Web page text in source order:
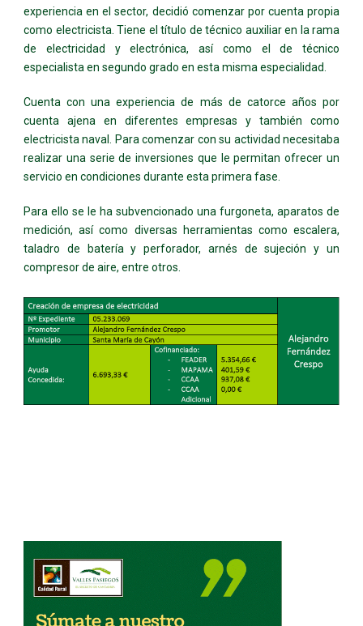
experiencia en el sector, decidió comenzar por cuenta propia
como electricista. Tiene el título de técnico auxiliar en la rama
de electricidad y electrónica, así como el de técnico
especialista en segundo grado en esta misma especialidad.
Cuenta con una experiencia de más de catorce años por
cuenta ajena en diferentes empresas y también como
electricista naval. Para comenzar con su actividad necesitaba
realizar una serie de inversiones que le permitan ofrecer un
servicio en condiciones durante esta primera fase.
Para ello se le ha subvencionado una furgoneta, aparatos de
medición, así como diversas herramientas como escalera,
taladro de batería y perforador, arnés de sujeción y un
compresor de aire, entre otros.